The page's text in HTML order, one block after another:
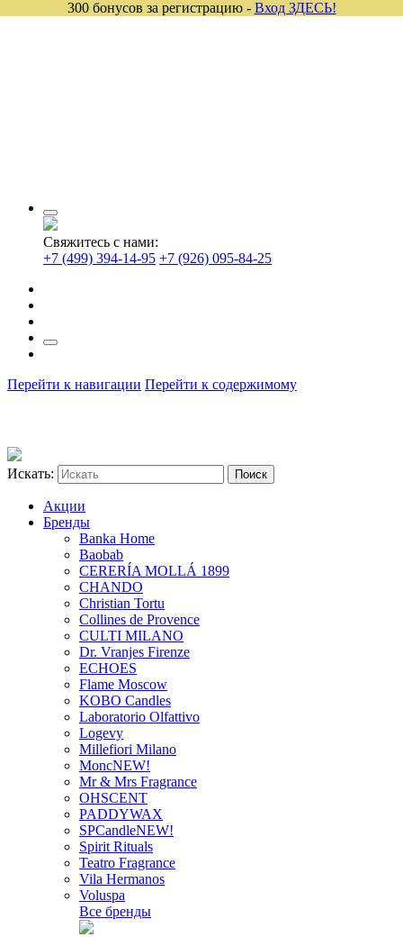
Свяжитесь с нами:
+7 (499) 394-14-95 +7 (926) 095-84-25
Перейти к навигации Перейти к содержимому
Искать:
Акции
Бренды
Banka Home
Baobab
CERERÍA MOLLÁ 1899
CHANDO
Christian Tortu
Collines de Provence
CULTI MILANO
Dr. Vranjes Firenze
ECHOES
Flame Moscow
KOBO Candles
Laboratorio Olfattivo
Logevy
Millefiori Milano
MoncNEW!
Mr & Mrs Fragrance
OHSCENT
PADDYWAX
SPCandleNEW!
Spirit Rituals
Teatro Fragrance
Vila Hermanos
Voluspa
Все бренды
300 бонусов за регистрацию - Вход ЗДЕСЬ!